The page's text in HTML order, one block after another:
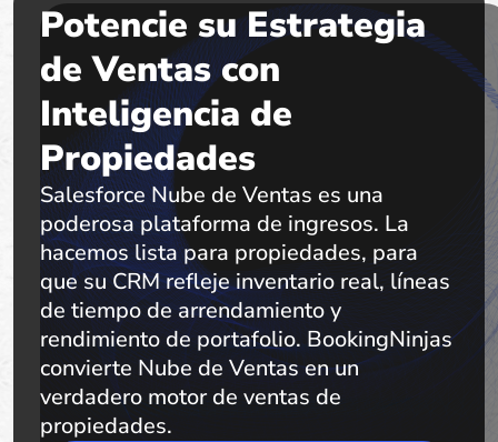
Potencie su Estrategia
de Ventas con
Inteligencia de
Propiedades
Salesforce Nube de Ventas es una
poderosa plataforma de ingresos. La
hacemos lista para propiedades, para
que su CRM refleje inventario real, líneas
de tiempo de arrendamiento y
rendimiento de portafolio. BookingNinjas
convierte Nube de Ventas en un
verdadero motor de ventas de
propiedades.